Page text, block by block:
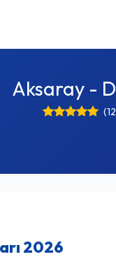
Aksaray -
2026